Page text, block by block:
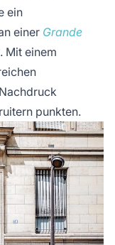
ein
einer Grande
Mit einem
punkten.